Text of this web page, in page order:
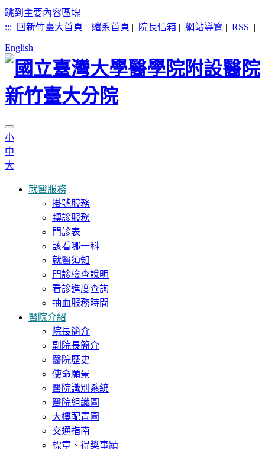
跳到主要內容區塊
:::
回新竹臺大首頁 | 體系首頁 | 院長信箱 | 網站導覽 | RSS |
English
小
中
大
就醫服務
掛號服務
轉診服務
門診表
該看哪一科
就醫須知
門診檢查說明
看診進度查詢
抽血服務時間
醫院介紹
院長簡介
副院長簡介
醫院歷史
使命願景
醫院識別系統
醫院組織圖
大樓配置圖
交通指南
標章、得獎事蹟